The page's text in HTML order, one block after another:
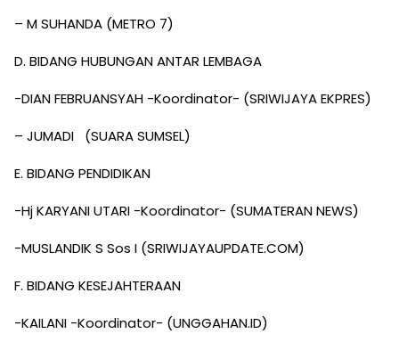
– M SUHANDA (METRO 7)
D. BIDANG HUBUNGAN ANTAR LEMBAGA
-DIAN FEBRUANSYAH -Koordinator- (SRIWIJAYA EKPRES)
– JUMADI (SUARA SUMSEL)
E. BIDANG PENDIDIKAN
-Hj KARYANI UTARI -Koordinator- (SUMATERAN NEWS)
-MUSLANDIK S Sos I (SRIWIJAYAUPDATE.COM)
F. BIDANG KESEJAHTERAAN
-KAILANI -Koordinator- (UNGGAHAN.ID)